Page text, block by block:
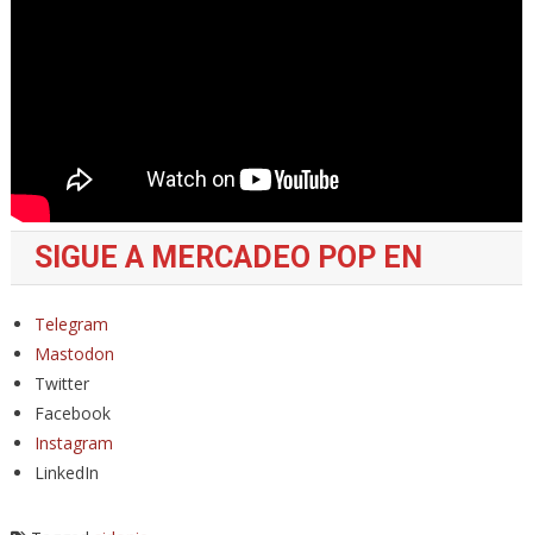
SIGUE A MERCADEO POP EN
Telegram
Mastodon
Twitter
Facebook
Instagram
LinkedIn